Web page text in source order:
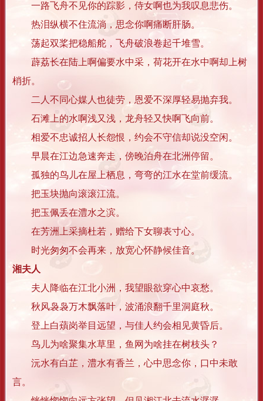
一路飞舟不见你的踪影，侍女啊也为我叹息悲伤。
热泪纵横不住流淌，思念你啊痛断肝肠。
荡起双桨把稳船舵，飞舟破浪卷起千堆雪。
薜荔长在陆上啊偏要水中采，荷花开在水中啊却上树
梢折。
二人不同心媒人也徒劳，恩爱不深厚轻易抛弃我。
石滩上的水啊浅又浅，龙舟轻又快啊飞向前。
相爱不忠诚招人长怨恨，约会不守信却说没空闲。
早晨在江边急速奔走，傍晚泊舟在北洲停留。
孤独的鸟儿在屋上栖息，弯弯的江水在堂前缓流。
把玉块抛向滚滚江流。
把玉佩丢在澧水之滨。
在芳洲上采摘杜若，赠给下女聊表寸心。
时光匆匆不会再来，放宽心怀静候佳音。
湘夫人
夫人降临在江北小洲，我望眼欲穿心中哀愁。
秋风袅袅万木飘落叶，波涌浪翻千里洞庭秋。
登上白薠岗举目远望，与佳人约会相见黄昏后。
鸟儿为啥聚集水草里，鱼网为啥挂在树枝头？
沅水有白芷，澧水有香兰，心中思念你，口中未敢
言。